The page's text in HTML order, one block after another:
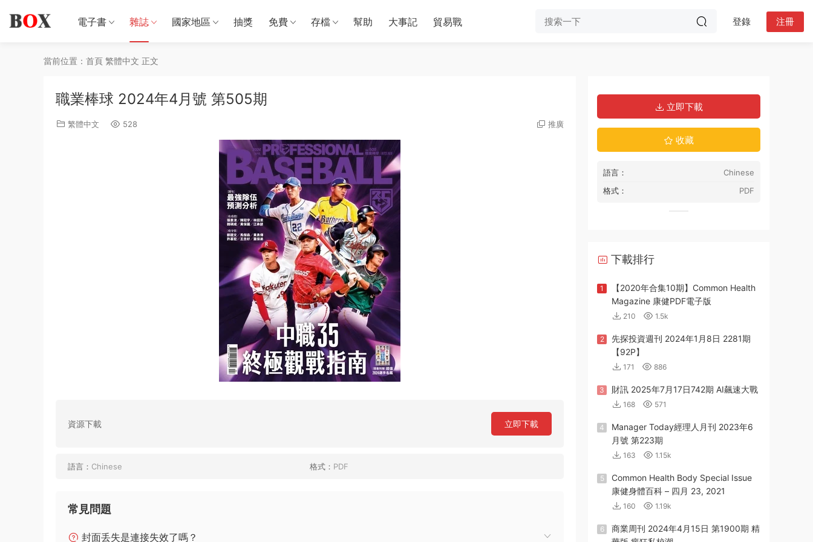
電子書 雜誌 國家地區 抽獎 免費 存檔 幫助 大事記 貿易戰 登錄 注冊
當前位置： 首頁 繁體中文 正文
職業棒球 2024年4月號 第505期
繁體中文 528 推廣
資源下載 立即下載
語言： Chinese 格式： PDF
常見問題
封面丢失是連接失效了嗎？
立即下載
收藏
語言：
Chinese
格式：
PDF
下載排行
1
【2020年合集10期】Common Health
Magazine 康健PDF電子版
210 1.5k
2
先探投資週刊 2024年1月8日 2281期
【92P】
171 886
3 財訊 2025年7月17日742期 AI飆速大戰
168 571
4
Manager Today經理人月刊 2023年6
月號 第223期
163 1.15k
5
Common Health Body Special Issue
康健身體百科 – 四月 23, 2021
160 1.19k
6
商業周刊 2024年4月15日 第1900期 精